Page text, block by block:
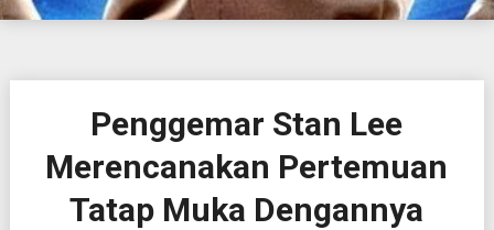
Penggemar Stan Lee
Merencanakan Pertemuan
Tatap Muka Dengannya